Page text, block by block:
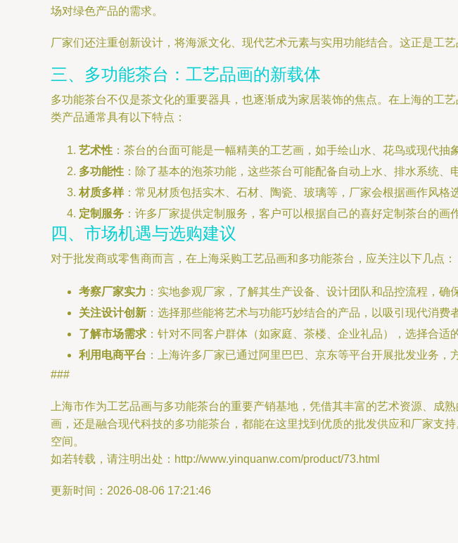
场对绿色产品的需求。
厂家们还注重创新设计，将海派文化、现代艺术元素与实用功能结合。这正是
三、多功能茶台：工艺品画的新载体
多功能茶台不仅是茶文化的重要器具，也逐渐成为家居装饰的焦点。在上海的工
类产品通常具有以下特点：
艺术性 ：茶台的台面可能是一幅精美的工艺画，如手绘山水、花鸟或现代
多功能性 ：除了基本的泡茶功能，这些茶台可能配备自动上水、排水系统
材质多样：常见材质包括实木、石材、陶瓷、玻璃等，厂家会根据画作风格
定制服务 ：许多厂家提供定制服务，客户可以根据自己的喜好定制茶台的画
四、市场机遇与选购建议
对于批发商或零售商而言，在上海采购工艺品画和多功能茶台，应关注以下几点：
考察厂家实力 ：实地参观厂家，了解其生产设备、设计团队和品控流程，确
关注设计创新 ：选择那些能将艺术与功能巧妙结合的产品，以吸引现代消费者
了解市场需求 ：针对不同客户群体（如家庭、茶楼、企业礼品），选择合适
利用电商平台 ：上海许多厂家已通过阿里巴巴、京东等平台开展批发业务，
###
上海市作为工艺品画与多功能茶台的重要产销基地，凭借其丰富的艺术资源、
画，还是融合现代科技的多功能茶台，都能在这里找到优质的批发供应和厂家支
空间。
如若转载，请注明出处：http://www.yinquanw.com/product/73.html
更新时间：2026-08-06 17:21:46